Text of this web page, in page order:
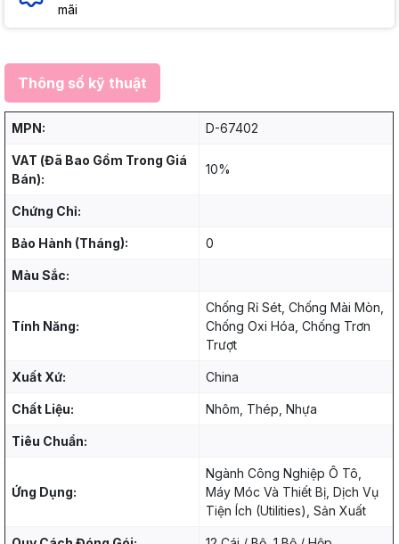
mãi
Thông số kỹ thuật
MPN: D-67402
VAT (Đã Bao Gồm Trong Giá
Bán):
10%
Chứng Chỉ:
Bảo Hành (Tháng): 0
Màu Sắc:
Tính Năng:
Chống Rỉ Sét, Chống Mài Mòn,
Chống Oxi Hóa, Chống Trơn
Trượt
Xuất Xứ: China
Chất Liệu: Nhôm, Thép, Nhựa
Tiêu Chuẩn:
Ứng Dụng:
Ngành Công Nghiệp Ô Tô,
Máy Móc Và Thiết Bị, Dịch Vụ
Tiện Ích (Utilities), Sản Xuất